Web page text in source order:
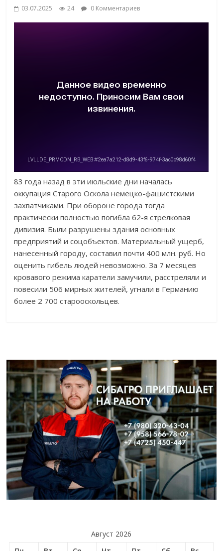
03.07.2025 24 0 Комментариев
83 года назад в эти июльские дни началась
оккупация Старого Оскола немецко-фашистскими
захватчиками. При обороне города тогда
практически полностью погибла 62-я стрелковая
дивизия. Были разрушены здания основных
предприятий и соцобъектов. Материальный ущерб,
нанесенный городу, составил почти 400 млн. руб. Но
оценить гибель людей невозможно. За 7 месяцев
кровавого режима каратели замучили, расстреляли и
повесили 506 мирных жителей, угнали в Германию
более 2 700 старооскольцев.
Август 2026